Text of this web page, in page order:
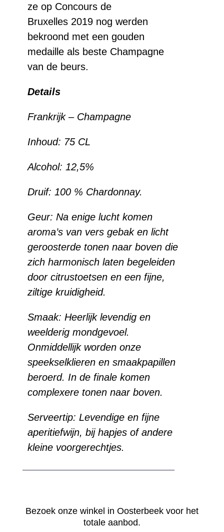
ze op Concours de
Bruxelles 2019 nog werden
bekroond met een gouden
medaille als beste Champagne
van de beurs.
Details
Frankrijk – Champagne
Inhoud: 75 CL
Alcohol: 12,5%
Druif: 100 % Chardonnay.
Geur: Na enige lucht komen
aroma’s van vers gebak en licht
geroosterde tonen naar boven die
zich harmonisch laten begeleiden
door citrustoetsen en een fijne,
ziltige kruidigheid.
Smaak: Heerlijk levendig en
weelderig mondgevoel.
Onmiddellijk worden onze
speekselklieren en smaakpapillen
beroerd. In de finale komen
complexere tonen naar boven.
Serveertip: Levendige en fijne
aperitiefwijn, bij hapjes of andere
kleine voorgerechtjes.
Bezoek onze winkel in Oosterbeek voor het
totale aanbod.